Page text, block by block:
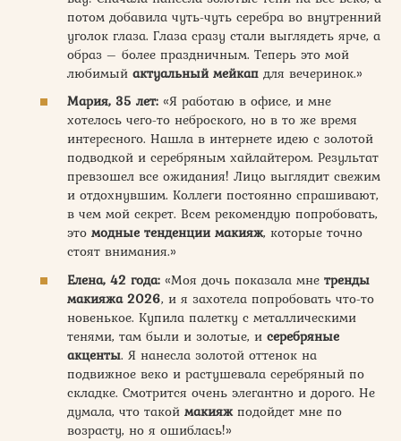
потом добавила чуть-чуть серебра во внутренний
уголок глаза. Глаза сразу стали выглядеть ярче, а
образ – более праздничным. Теперь это мой
любимый актуальный мейкап для вечеринок.»
Мария, 35 лет: «Я работаю в офисе, и мне
хотелось чего-то неброского, но в то же время
интересного. Нашла в интернете идею с золотой
подводкой и серебряным хайлайтером. Результат
превзошел все ожидания! Лицо выглядит свежим
и отдохнувшим. Коллеги постоянно спрашивают,
в чем мой секрет. Всем рекомендую попробовать,
это модные тенденции макияж, которые точно
стоят внимания.»
Елена, 42 года: «Моя дочь показала мне тренды
макияжа 2026, и я захотела попробовать что-то
новенькое. Купила палетку с металлическими
тенями, там были и золотые, и серебряные
акценты. Я нанесла золотой оттенок на
подвижное веко и растушевала серебряный по
складке. Смотрится очень элегантно и дорого. Не
думала, что такой макияжподойдет мне по
возрасту, но я ошиблась!»